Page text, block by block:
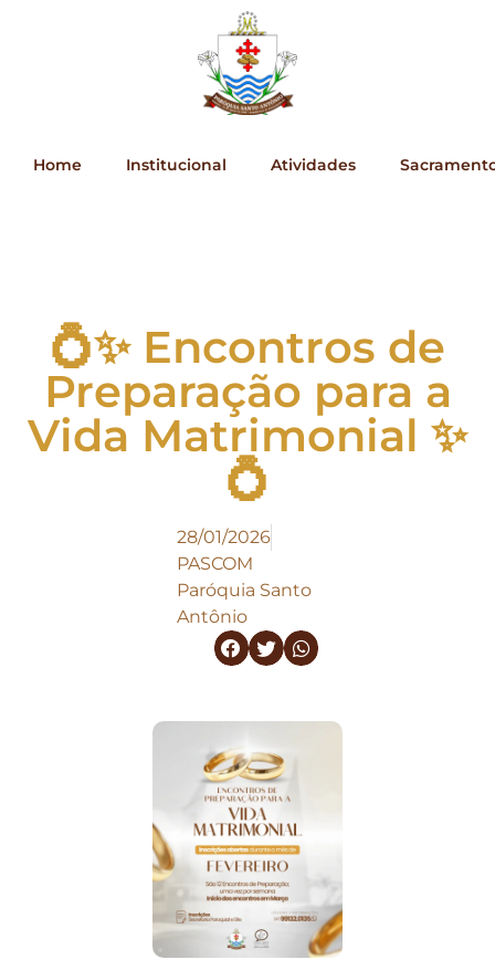
Home Institucional Atividades
💍✨ Encontros de
Preparação para a
Vida Matrimonial ✨
💍
28/01/2026
PASCOM
Paróquia Santo
Antônio